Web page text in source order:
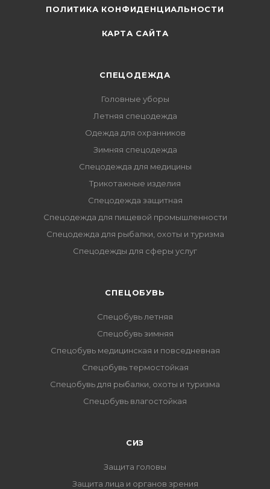
ПОЛИТИКА КОНФИДЕНЦИАЛЬНОСТИ
КАРТА САЙТА
СПЕЦОДЕЖДА
Головные уборы
Летняя спецодежда
Одежда для охранников
Зимняя спецодежда
Спецодежда для медицины
Трикотажные изделия
Спецодежда защитная
Спецодежда для пищевой промышленности
Спецодежда для рыбалки, охоты и туризма
Спецодежды для сферы услуг
CПЕЦОБУВЬ
Спецобувь летняя
Спецобувь зимняя
Спецобувь медицинская и повседневная
Спецобувь термостойкая
Спецобувь для рыбалки, охоты и туризма
Спецобувь влагостойкая
СИЗ
Защита головы
Защита лица и органов зрения